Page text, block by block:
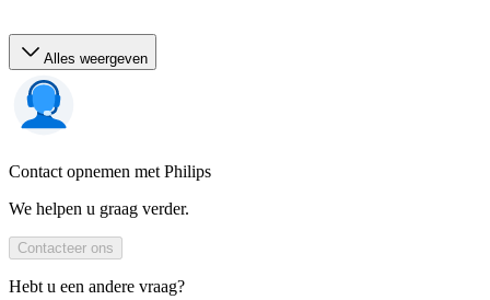
Alles weergeven
Contact opnemen met Philips
We helpen u graag verder.
Contacteer ons
Hebt u een andere vraag?